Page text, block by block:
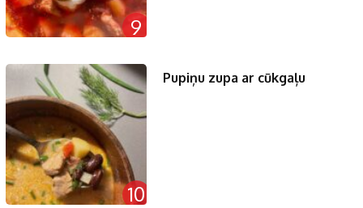
9
10
Pupiņu zupa ar cūkgaļu